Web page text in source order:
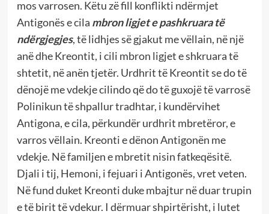
mos varrosen. Këtu zë fill konflikti ndërmjet
Antigonës e cila mbron ligjet e pashkruara të
ndërgjegjes, të lidhjes së gjakut me vëllain, në një
anë dhe Kreontit, i cili mbron ligjet e shkruara të
shtetit, në anën tjetër. Urdhrit të Kreontit se do të
dënojë me vdekje cilindo që do të guxojë të varrosë
Polinikun të shpallur tradhtar, i kundërvihet
Antigona, e cila, përkundër urdhrit mbretëror, e
varros vëllain. Kreonti e dënon Antigonën me
vdekje. Në familjen e mbretit nisin fatkeqësitë.
Djali i tij, Hemoni, i fejuari i Antigonës, vret veten.
Në fund duket Kreonti duke mbajtur në duar trupin
e të birit të vdekur. I dërmuar shpirtërisht, i lutet